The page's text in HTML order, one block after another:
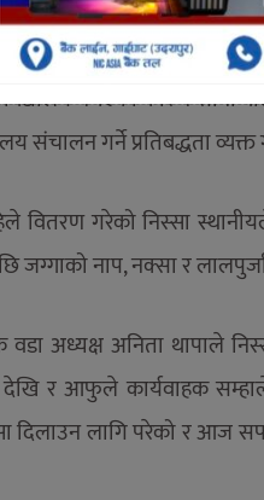
१२ का अधिकांस सडक
नभएका कारण साना
संचालन गर्ने प्रतिबद्धता व्यक्त
वितरण गरेको निस्सा
नाप, नक्सा र
वडा अध्यक्ष अनिता थापाले
देखि र आफुले कार्यवाहक
दिलाउन लागि परेको र आज